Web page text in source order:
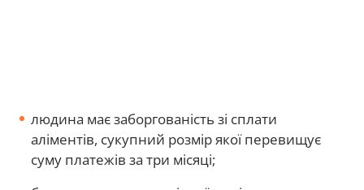
людина має заборгованість зі сплати
аліментів, сукупний розмір якої перевищує
суму платежів за три місяці;